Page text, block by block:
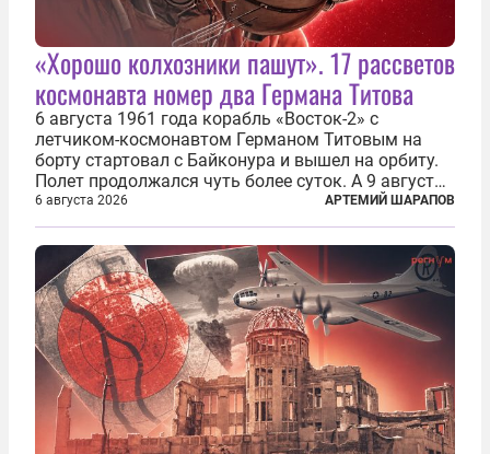
«Хорошо колхозники пашут». 17 рассветов
космонавта номер два Германа Титова
6 августа 1961 года корабль «Восток-2» с
летчиком-космонавтом Германом Титовым на
борту стартовал с Байконура и вышел на орбиту.
Полет продолжался чуть более суток. А 9 августа
второй человек в космосе получил звезду Героя
Советского Союза и орден Ленина. Миссия Титова
зачастую находится несколько...
6 августа 2026 АРТЕМИЙ ШАРАПОВ